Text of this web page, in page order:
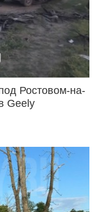
Ростовом-на-
Geely